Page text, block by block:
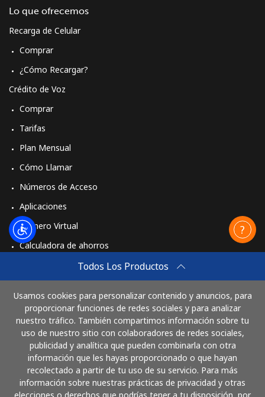
Todos Los Productos
Usamos cookies para personalizar contenido y anuncios, para
proporcionar funciones de redes sociales y para analizar
nuestro tráfico. También compartimos información sobre tu
uso de nuestro sitio con colaboradores de redes sociales,
publicidad y analítica que pueden combinarla con otra
información que les hayas proporcionado o que hayan
recolectado a partir de tu uso de su servicio. Para más
información sobre nuestras prácticas de privacidad y otras
Lo que ofrecemos
Recarga de Celular
Comprar
¿Cómo Recargar?
Crédito de Voz
Comprar
Tarifas
Plan Mensual
Cómo Llamar
Números de Acceso
Aplicaciones
Número Virtual
Calculadora de ahorros
Comprar
Cómo funciona
Paga con